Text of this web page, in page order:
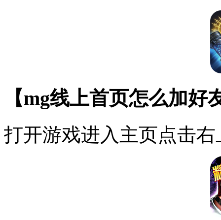
【mg线上首页怎么加好
打开游戏进入主页点击